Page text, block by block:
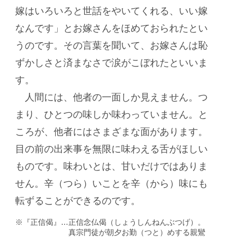
嫁はいろいろと世話をやいてくれる、いい嫁
なんです」とお嫁さんをほめておられたとい
うのです。その言葉を聞いて、お嫁さんは恥
ずかしさと済まなさで涙がこぼれたといいま
す。
人間には、他者の一面しか見えません。つ
まり、ひとつの味しか味わっていません。と
ころが、他者にはさまざまな面があります。
目の前の出来事を無限に味わえる舌がほしい
ものです。味わいとは、甘いだけではありま
せん。辛（つら）いことを辛（から）味にも
転ずることができるのです。
『正信偈』
正信念仏偈（しょうしんねんぶつげ）。
真宗門徒が朝夕お勤（つと）めする親鸞